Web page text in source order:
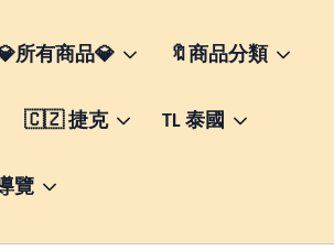
所有商品💎 🔖商品分類
🇨🇿 捷克 TL 泰國
覽